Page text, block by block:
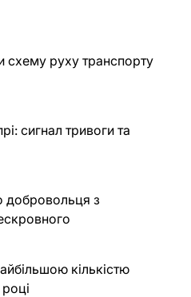
схему руху транспорту
сигнал тривоги та
добровольця з
кількістю